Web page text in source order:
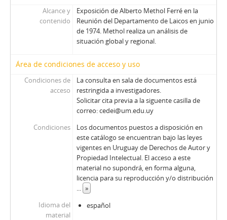
Alcance y
contenido
Exposición de Alberto Methol Ferré en la
Reunión del Departamento de Laicos en junio
de 1974. Methol realiza un análisis de
situación global y regional.
Área de condiciones de acceso y uso
Condiciones de
acceso
La consulta en sala de documentos está
restringida a investigadores.
Solicitar cita previa a la siguente casilla de
correo: cedei@um.edu.uy
Condiciones
Los documentos puestos a disposición en
este catálogo se encuentran bajo las leyes
vigentes en Uruguay de Derechos de Autor y
Propiedad Intelectual. El acceso a este
material no supondrá, en forma alguna,
licencia para su reproducción y/o distribución
... »
Idioma del
material
español